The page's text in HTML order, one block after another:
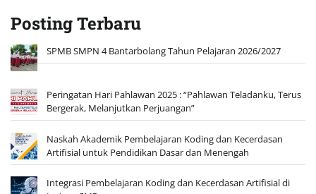
Posting Terbaru
SPMB SMPN 4 Bantarbolang Tahun Pelajaran 2026/2027
Peringatan Hari Pahlawan 2025 : “Pahlawan Teladanku, Terus
Bergerak, Melanjutkan Perjuangan”
Naskah Akademik Pembelajaran Koding dan Kecerdasan
Artifisial untuk Pendidikan Dasar dan Menengah
Integrasi Pembelajaran Koding dan Kecerdasan Artifisial di